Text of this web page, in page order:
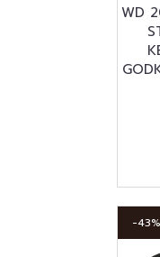
WD
-43%